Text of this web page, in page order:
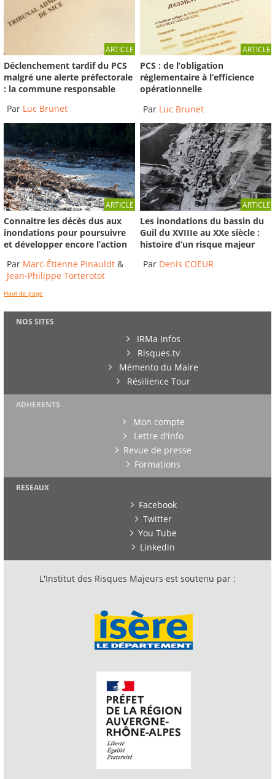
ARTICLE
Déclenchement tardif du PCS
malgré une alerte préfectorale
: la commune responsable
Par Luc Brunet
ARTICLE
PCS : de l’obligation
réglementaire à l’efficience
opérationnelle
Par Luc Brunet
ARTICLE
Connaitre les décès dus aux
inondations pour poursuivre
et développer encore l’action
Par Marc-Étienne Pinauldt &
Jean-Philippe Torterotot
ARTICLE
Les inondations du bassin du
Guil du XVIIIe au XXe siècle :
histoire d’un risque majeur
Par Denis COEUR
Haut de page
NOS SITES
IRMa Infos
Risques.tv
Mémento du Maire
Résilience Tour
ADHERENTS
Mon compte
Lettre d'info
Revue de presse
Formations
RESEAUX
Facebook
Twitter
You Tube
Linkedin
L'Institut des Risques Majeurs est soutenu par :